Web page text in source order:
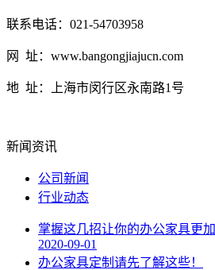
联系电话：021-54703958
网 址：www.bangongjiajucn.com
地 址：上海市闵行区永南路1号
新闻资讯
公司新闻
行业动态
掌握这几招让你的办公家具更
2020-09-01
办公家具定制请先了解这些！